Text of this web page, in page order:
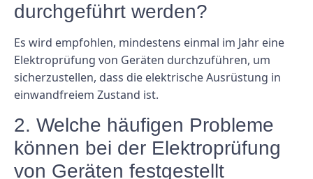
durchgeführt werden?
Es wird empfohlen, mindestens einmal im Jahr eine
Elektroprüfung von Geräten durchzuführen, um
sicherzustellen, dass die elektrische Ausrüstung in
einwandfreiem Zustand ist.
2. Welche häufigen Probleme
können bei der Elektroprüfung
von Geräten festgestellt